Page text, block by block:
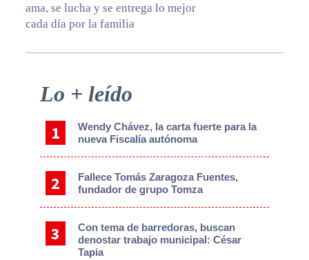
ama, se lucha y se entrega lo mejor
cada día por la familia
Primary
Sidebar
Lo + leído
Wendy Chávez, la carta fuerte para la
nueva Fiscalía autónoma
Fallece Tomás Zaragoza Fuentes,
fundador de grupo Tomza
Con tema de barredoras, buscan
denostar trabajo municipal: César
Tapia